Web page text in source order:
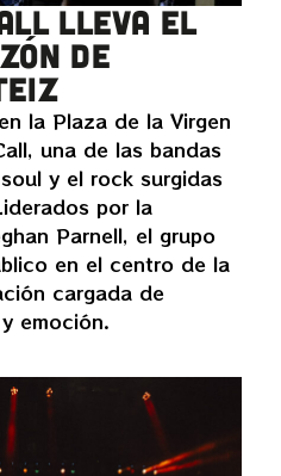
lleva el
de
la Plaza de la Virgen
una de las bandas
y el rock surgidas
por la
Parnell, el grupo
en el centro de la
cargada de
emoción.